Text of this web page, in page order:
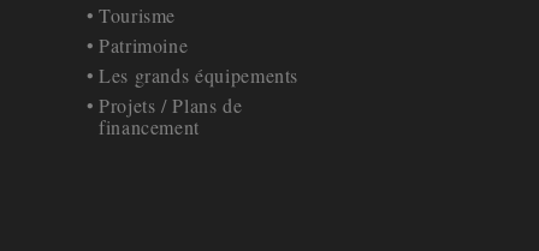
Tourisme
Patrimoine
Les grands équipements
Projets / Plans de
financement